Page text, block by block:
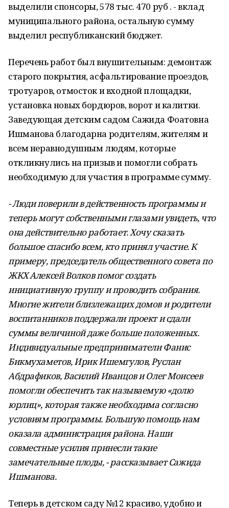
выделили спонсоры, 578 тыс. 470 руб . - вклад
муниципального района, остальную сумму
выделил республиканский бюджет.
Перечень работ был внушительным: демонтаж
старого покрытия, асфальтирование проездов,
тротуаров, отмосток и входной площадки,
установка новых бордюров, ворот и калитки.
Заведующая детским садом Сажида Фоатовна
Ишманова благодарна родителям, жителям и
всем неравнодушным людям, которые
откликнулись на призыв и помогли собрать
необходимую для участия в программе сумму.
- Люди поверили в действенность программы и
теперь могут собственными глазами увидеть, что
она действительно работает. Хочу сказать
большое спасибо всем, кто принял участие. К
примеру, председатель общественного совета по
ЖКХ Алексей Волков помог создать
инициативную группу и проводить собрания.
Многие жители близлежащих домов и родители
воспитанников поддержали проект и сдали
суммы величиной даже больше положенных.
Индивидуальные предприниматели Фанис
Бикмухаметов, Ирик Ишемгулов, Руслан
Абдрафиков, Василий Иванцов и Олег Моисеев
помогли обеспечить так называемую «долю
юрлиц», которая также необходима согласно
условиям программы. Большую помощь нам
оказала администрация района. Наши
совместные усилия принесли такие
замечательные плоды, - рассказывает Сажида
Ишманова.
Теперь в детском саду №12 красиво, удобно и